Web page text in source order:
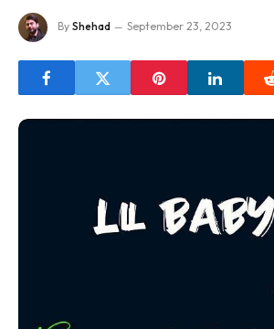
By Shehad September 23, 2023